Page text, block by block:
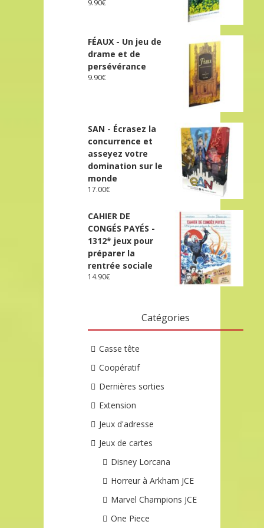
9.90€
FÉAUX - Un jeu de
drame et de
persévérance
9.90€
SAN - Écrasez la
concurrence et
asseyez votre
domination sur le
monde
17.00€
CAHIER DE
CONGÉS PAYÉS -
1312* jeux pour
préparer la
rentrée sociale
14.90€
Catégories
Casse tête
Coopératif
Dernières sorties
Extension
Jeux d'adresse
Jeux de cartes
Disney Lorcana
Horreur à Arkham JCE
Marvel Champions JCE
One Piece